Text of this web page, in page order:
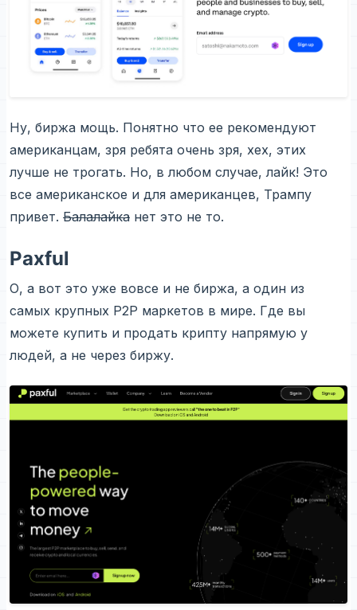
Ну, биржа мощь. Понятно что ее рекомендуют
американцам, зря ребята очень зря, хех, этих
лучше не трогать. Но, в любом случае, лайк! Это
все американское и для американцев, Трампу
привет. Балалайка нет это не то.
Paxful
О, а вот это уже вовсе и не биржа, а один из
самых крупных P2P маркетов в мире. Где вы
можете купить и продать крипту напрямую у
людей, а не через биржу.